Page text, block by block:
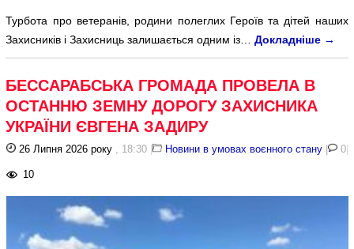
Турбота про ветеранів, родини полеглих Героїв та дітей наших
Захисників і Захисниць залишається одним із…Докладніше →
БЕССАРАБСЬКА ГРОМАДА ПРОВЕЛА В
ОСТАННЮ ЗЕМНУ ДОРОГУ ЗАХИСНИКА
УКРАЇНИ ЄВГЕНА ЗАДИРУ
26 Липня 2026 року , 18:30 | Новини в умовах воєнного стану | 0|
10